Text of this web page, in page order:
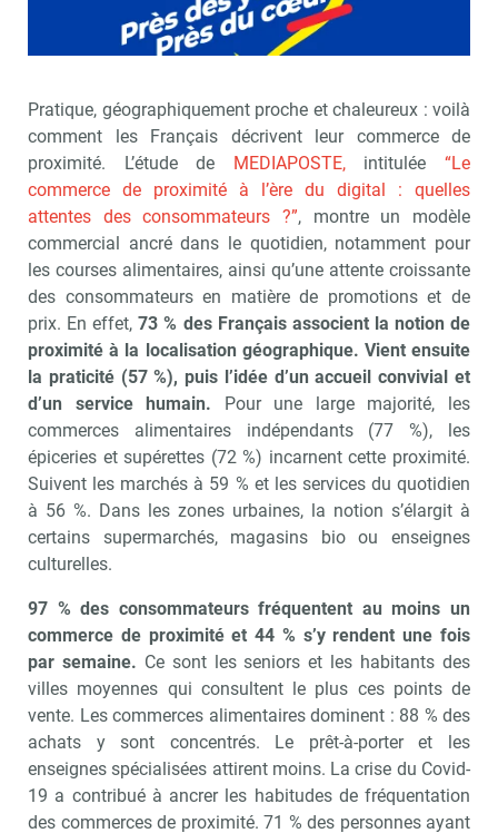
Pratique, géographiquement proche et chaleureux : voilà
comment les Français décrivent leur commerce de
proximité. L’étude de MEDIAPOSTE,intitulée“Le
commerce de proximité à l’ère du digital : quelles
attentes des consommateurs ?”, montre un modèle
commercial ancré dans le quotidien, notamment pour
les courses alimentaires, ainsi qu’une attente croissante
des consommateurs en matière de promotions et de
prix. En effet,73 % des Français associent la notion de
proximité à la localisation géographique. Vient ensuite
la praticité (57 %), puis l’idée d’un accueil convivial et
d’un service humain. Pour une large majorité, les
commerces alimentaires indépendants (77 %), les
épiceries et supérettes (72 %) incarnent cette proximité.
Suivent les marchés à 59 % et les services du quotidien
à 56 %. Dans les zones urbaines, la notion s’élargit à
certains supermarchés, magasins bio ou enseignes
culturelles.
97 % des consommateurs fréquentent au moins un
commerce de proximité et 44 % s’y rendent une fois
par semaine. Ce sont les seniors et les habitants des
villes moyennes qui consultent le plus ces points de
vente. Les commerces alimentaires dominent : 88 % des
achats y sont concentrés. Le prêt-à-porter et les
enseignes spécialisées attirent moins. La crise du Covid-
19 a contribué à ancrer les habitudes de fréquentation
des commerces de proximité. 71 % des personnes ayant